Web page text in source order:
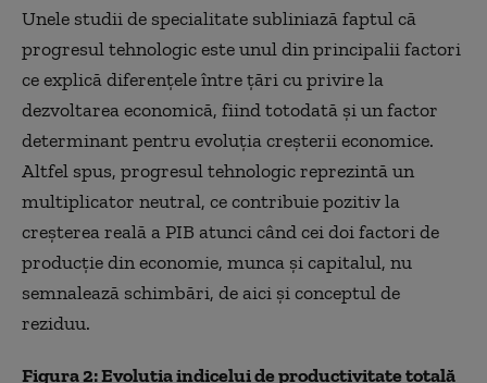
Unele studii de specialitate subliniază faptul că
progresul tehnologic este unul din principalii factori
ce explică diferențele între țări cu privire la
dezvoltarea economică, fiind totodată și un factor
determinant pentru evoluția creșterii economice.
Altfel spus, progresul tehnologic reprezintă un
multiplicator neutral, ce contribuie pozitiv la
creșterea reală a PIB atunci când cei doi factori de
producție din economie, munca și capitalul, nu
semnalează schimbări, de aici și conceptul de
reziduu.
Figura 2: Evoluția indicelui de productivitate totală